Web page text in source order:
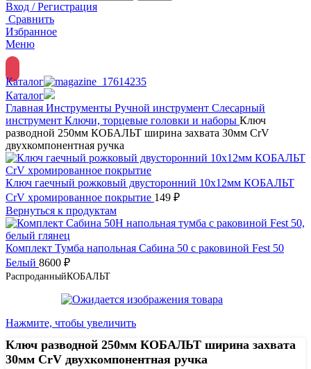
Вход / Регистрация
Сравнить
Избранное
Меню
Каталог
Каталог
Главная Инструменты Ручной инструмент Слесарный
инструмент Ключи, торцевые головки и наборы Ключ
разводной 250мм КОБАЛЬТ ширина захвата 30мм CrV
двухкомпонентная ручка
Ключ гаечный рожковый двусторонний 10х12мм КОБАЛЬТ
CrV хромированное покрытие 149 ₽
Вернуться к продуктам
Комплект Тумба напольная Сабина 50 с раковиной Fest 50
Белый 8600 ₽
РаспроданныйКОБАЛЬТ
Нажмите, чтобы увеличить
Ключ разводной 250мм КОБАЛЬТ ширина захвата
30мм CrV двухкомпонентная ручка